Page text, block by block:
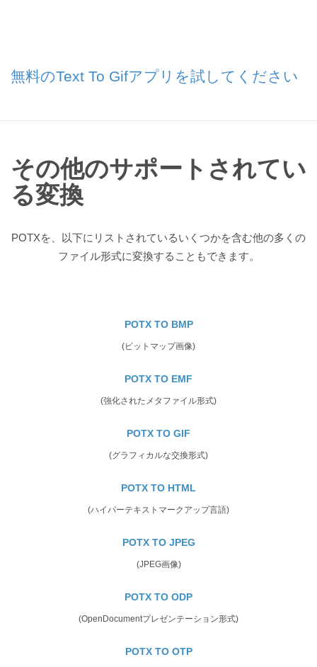
無料のText To Gifアプリを試してください
その他のサポートされてい
る変換
POTXを、以下にリストされているいくつかを含む他の多くの
ファイル形式に変換することもできます。
POTX TO BMP
(ビットマップ画像)
POTX TO EMF
(強化されたメタファイル形式)
POTX TO GIF
(グラフィカルな交換形式)
POTX TO HTML
(ハイパーテキストマークアップ言語)
POTX TO JPEG
(JPEG画像)
POTX TO ODP
(OpenDocumentプレゼンテーション形式)
POTX TO OTP